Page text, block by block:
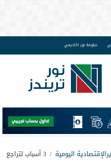
دبلومة نور اكاديمي
اليومية /
3 أسباب لتراجع